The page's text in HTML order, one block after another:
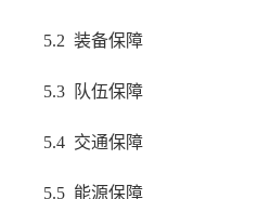
5.2 装备保障
5.3 队伍保障
5.4 交通保障
5.5 能源保障